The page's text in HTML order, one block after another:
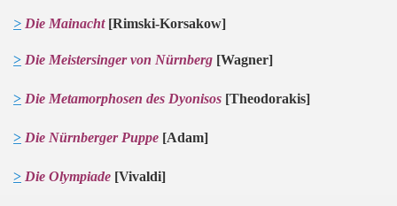
> Die Mainacht[Rimski-Korsakow]
> Die Meistersinger von Nürnberg [Wagner]
> Die Metamorphosen des Dyonisos [Theodorakis]
> Die Nürnberger Puppe [Adam]
> Die Olympiade [Vivaldi]